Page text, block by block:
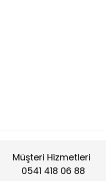
Müşteri Hizmetleri
0541 418 06 88